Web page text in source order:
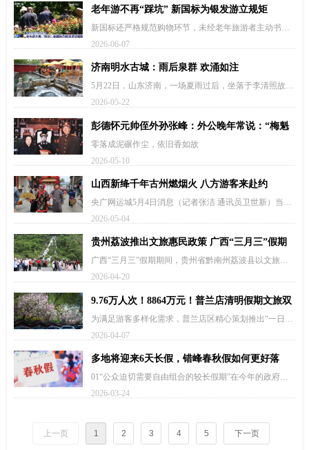
睢县平均年龄超60岁的“银环八仙女”唱响《朝阳沟》、
老年游不再“踩坑” 新国标为银发游立规矩
新国标还严格规范购物环节，未经老年旅游者主动书面
要求，不得安排临时性购物；同时要健全风险防控与应
景区是旅游活动的核心载体，目前各地都在推进景区智
2026-06-07
济南明水古城：雨后泉群 欢涌如注
5月22日，山东济南，一场夏雨过后，坐落于李清照故里
济南章丘的明水古城，泉群欢涌如注，尽显“北方小江
南”的诗意。图为墨泉欢涌，游客在泉畔赏泉品茗。中新
社记者赵晓摄图为墨泉如瀑布般喷涌。图为梅花泉喷
2026-05-22
彭德怀元帅侄外孙张峰：外公晚年常说：“梅魁
是我的侄女，也是女儿、同志”
零落成泥碾作尘，依旧香如故
2026-05-10
山西新绛千年古州燃烟火 八方游客来赴约
央广网运城5月4日消息（记者张洁 通讯员卫世新）当第
一缕晨光穿透薄雾，洒在山西新绛县贡院巷的青石板
姑踏着晨露走来，竹筐里的山菌带着泥土的芬芳；卖冰
算命先生的卦摊前游人驻足，泛黄卦书里藏着市井烟火
智慧；身着民国装束的姑娘笑意盈盈，一袭旗袍尽显旧
流淌在街巷里的原生烟火气，加之绛州鼓乐铿锵激昂、
民俗社火轮番上演，锣鼓喧天、其乐融融，满城红火热
的晨光中鲜活重现。
2026-05-04
贵州荔波推出文旅惠民政策 广西“三月三”假期
迎来客流高峰
广西“三月三”假期期间，贵州省黔南州荔波县以文旅惠
民政策与特色民俗活动双轮驱动，在小七孔景区精心打
造民族民俗互动场景，吸引各地游客纷至沓来，景区周
边文旅消费市场持续火爆。杭州游客王珍珍、姚天娇
2026-04-20
9.76万人次！8864万元！普兰店清明假期文旅双
增长
为满足游客多样化需求，普兰店区精心策划推出“一日轻
行、二日深度、三日漫游”三大主题线路，涵盖城市花漾
漫游、田园采摘尝鲜、人文非遗体验、山水温泉养生等
多元场景，让游客在莲城的春日里慢下来、住下来、玩
2026-04-07
多地将迎来6天长假，错峰春秋假如何更好落
地？
01“公众迫切需要自由组合的较长假期”在今年的政府工
作报告中，第一次写入了“春秋假”：支持有条件的地方
让更多家…
2026-03-24
上一页 1 2 3 4 5 下一页